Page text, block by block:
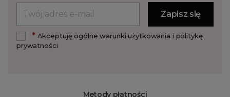
Metody płatności
*Akceptuję ogólne warunki użytkowania i politykę
prywatności